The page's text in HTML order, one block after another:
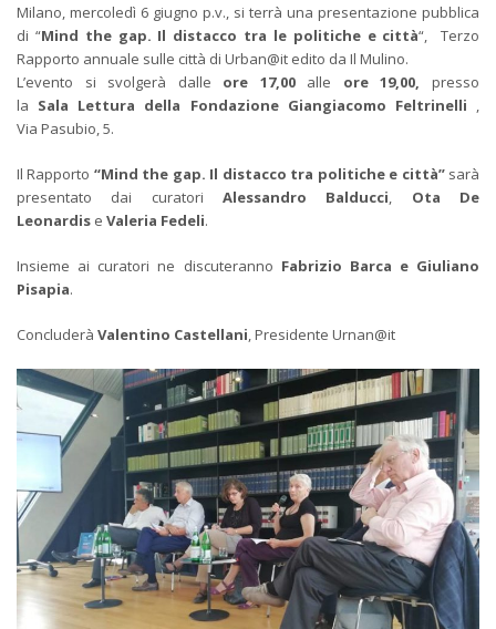
Milano, mercoledì 6 giugno p.v., si terrà una presentazione pubblica
di “Mind the gap. Il distacco tra le politiche e città“, Terzo
Rapporto annuale sulle città di Urban@it edito da Il Mulino.
L’evento si svolgerà dalle ore 17,00 alle ore 19,00,
presso
la Sala Lettura della Fondazione Giangiacomo Feltrinelli
Via Pasubio, 5.
Il Rapporto “Mind the gap. Il distacco tra politiche e città”sarà
presentato dai curatori Alessandro Balducci
Ota De
Leonardis e Valeria Fedeli.
Insieme ai curatori ne discuteranno Fabrizio Barca e Giuliano
Pisapia.
Concluderà Valentino Castellani , Presidente Urnan@it